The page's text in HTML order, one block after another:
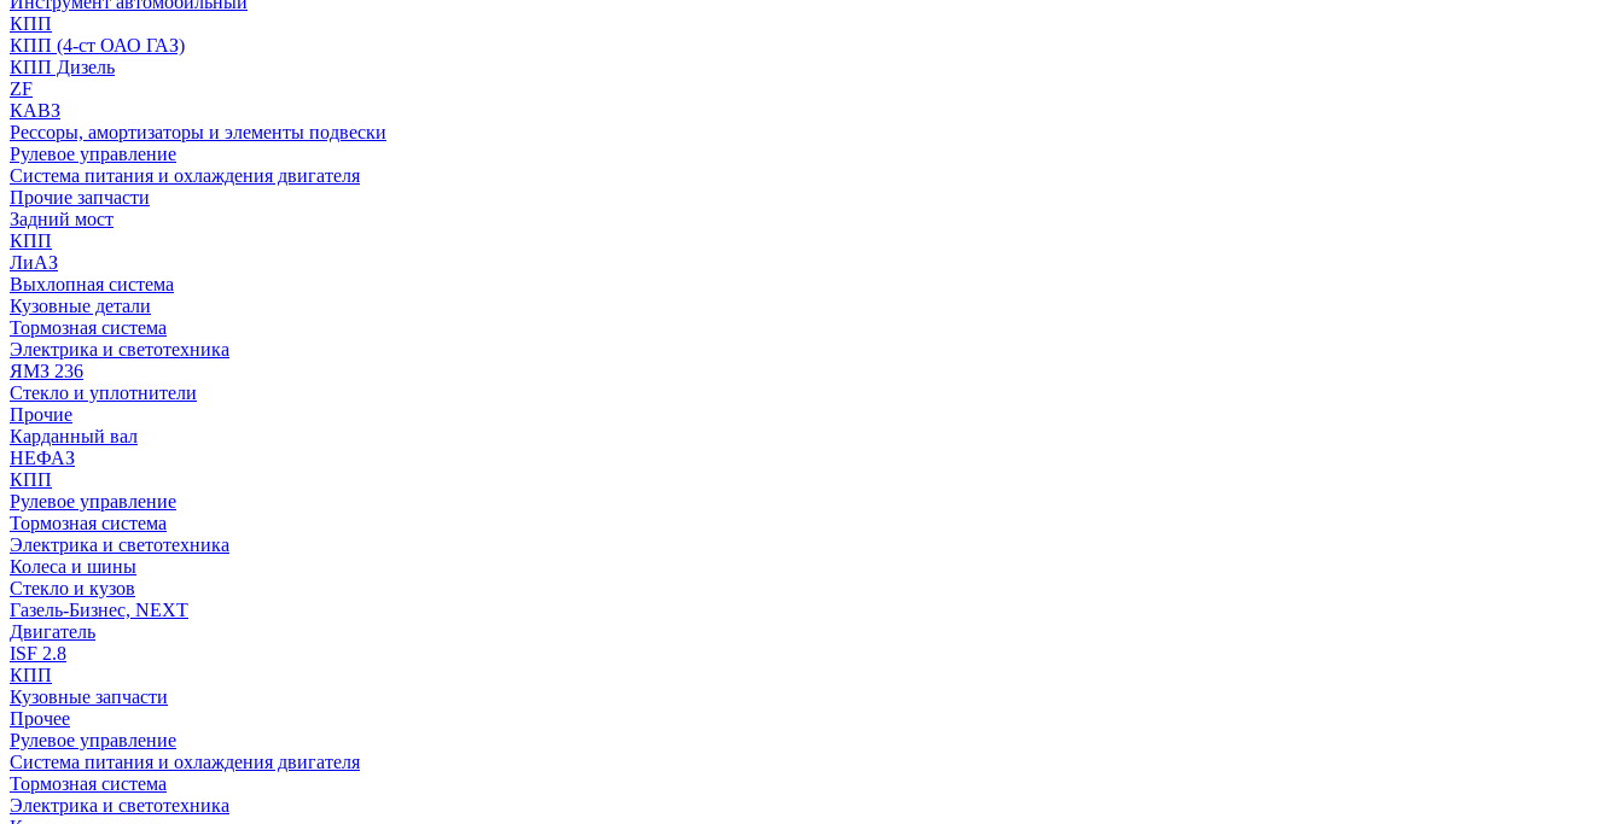
КПП
КПП (4-ст ОАО ГАЗ)
КПП Дизель
ZF
КАВЗ
Рессоры, амортизаторы и элементы подвески
Рулевое управление
Система питания и охлаждения двигателя
Прочие запчасти
Задний мост
КПП
ЛиАЗ
Выхлопная система
Кузовные детали
Тормозная система
Электрика и светотехника
ЯМЗ 236
Стекло и уплотнители
Прочие
Карданный вал
НЕФАЗ
КПП
Рулевое управление
Тормозная система
Электрика и светотехника
Колеса и шины
Стекло и кузов
Газель-Бизнес, NEXT
Двигатель
ISF 2.8
КПП
Кузовные запчасти
Прочее
Рулевое управление
Система питания и охлаждения двигателя
Тормозная система
Электрика и светотехника